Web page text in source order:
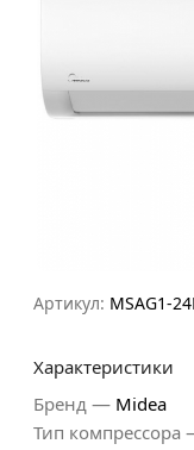
Артикул: MSAG1-
Характеристики
Бренд — Midea
Тип компрессора